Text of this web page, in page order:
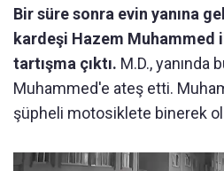
Bir süre sonra evin yanına
kardeşi Hazem Muhammed
tartışma çıktı. M.D., yanında
Muhammed'e ateş etti.
şüpheli motosiklete binerek